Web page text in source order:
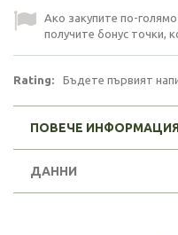
Ако закупите по-
получите бонус точки,
Rating: Бъдете първият
ПОВЕЧЕ
ДАННИ